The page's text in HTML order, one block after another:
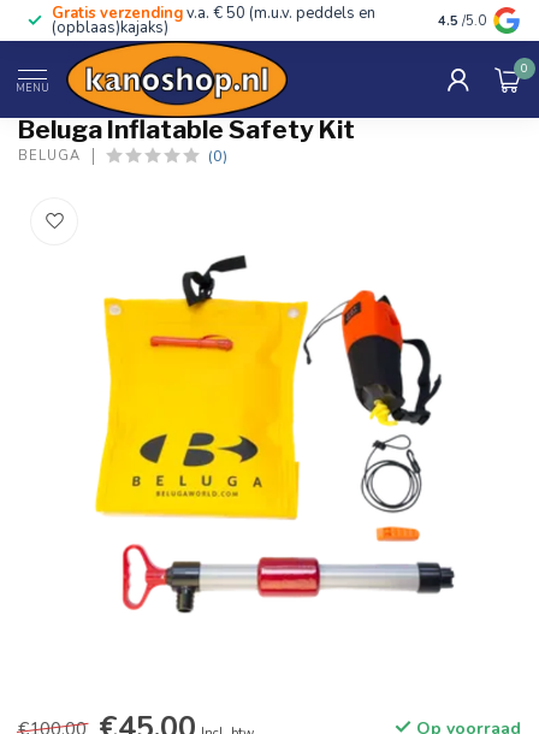
Gratis verzendingv.a. € 50 (m.u.v. peddels en
(opblaas)kajaks) Advies van
4.5 /5.0
MENU
0
Home / Inflatable Safety Kit
Beluga Inflatable Safety Kit
BELUGA (0)
€100,00 Op voorraad